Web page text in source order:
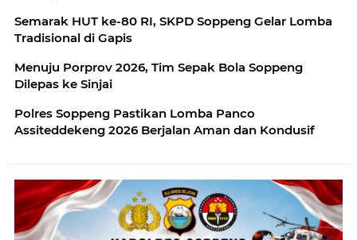
Semarak HUT ke-80 RI, SKPD Soppeng Gelar Lomba
Tradisional di Gapis
Menuju Porprov 2026, Tim Sepak Bola Soppeng
Dilepas ke Sinjai
Polres Soppeng Pastikan Lomba Panco
Assiteddekeng 2026 Berjalan Aman dan Kondusif